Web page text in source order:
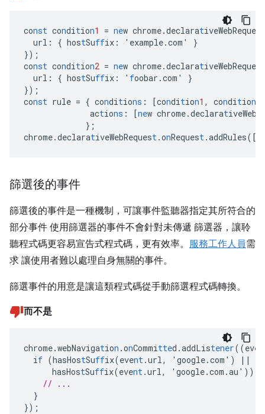
const condition1 = new chrome.declarativeWebReques
url : { hostSuffix : 'example.com'
}
});
const condition2 = new chrome.declarativeWebReques
url : { hostSuffix : ' foobar.com'
}
});
const rule = { conditions : [condition1 , condition
actions : [new chrome.declarat
} ;
chrome.declarativeWebRequest .onRequest .addRules( [
篩選後的事件
篩選後的事件是一種機制，可讓事件監聽器指定其所符合的
部分事件 使用篩選器的事件不會針對未傳遞 篩選器，讓聆
聽程式碼更容易宣告式程式碼，更有效率。 服務工作人員需
求 讓使用者難以處理自身無關的事件。
篩選事件的用意是讓這類程式碼從手動篩選程式碼轉換。
而不是
chrome.webNavigation .onCommitted.addListener((eve
if (hasHostSuffix(event.url, 'google.com')
||
hasHostSuffix(event.url, 'google.com.au'))
// ...
}
});